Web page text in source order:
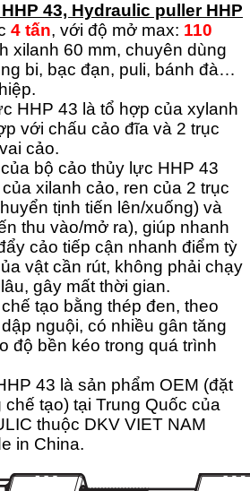
43, Hydraulic puller HHP
4 tấn, với độ mở max: 110
xilanh 60 mm, chuyên dùng
bi, bạc đạn, puli, bánh đà…
HHP 43 là tổ hợp của xylanh
với chấu cảo đĩa và 2 trục
cảo.
bộ cảo thủy lực HHP 43
xilanh cảo, ren của 2 trục
tịnh tiến lên/xuống) và
thu vào/mở ra), giúp nhanh
cảo tiếp cận nhanh điểm tỳ
vật cần rút, không phải chạy
gây mất thời gian.
tạo bằng thép đen, theo
nguội, có nhiều gân tăng
độ bền kéo trong quá trình
43 là sản phẩm OEM (đặt
chế tạo) tại Trung Quốc của
thuộc DKV VIET NAM
in China.